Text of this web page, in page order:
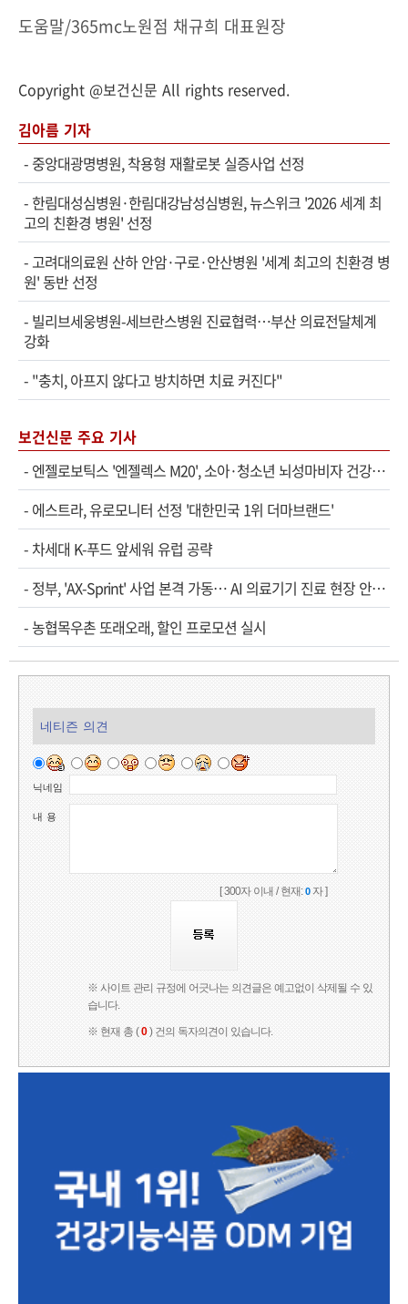
도움말/365mc노원점 채규희 대표원장
Copyright @보건신문 All rights reserved.
김아름 기자
-중앙대광명병원, 착용형 재활로봇 실증사업 선정
- 한림대성심병원·한림대강남성심병원, 뉴스위크 '2026 세계 최
고의 친환경 병원' 선정
- 고려대의료원 산하 안암·구로·안산병원 '세계 최고의 친환경 병
원' 동반 선정
- 빌리브세웅병원-세브란스병원 진료협력…부산 의료전달체계
강화
- "충치, 아프지 않다고 방치하면 치료 커진다"
보건신문 주요 기사
- 엔젤로보틱스 '엔젤렉스 M20', 소아·청소년 뇌성마비자 건강보험 확대 적용
- 에스트라, 유로모니터 선정 '대한민국 1위 더마브랜드'
- 차세대 K-푸드 앞세워 유럽 공략
- 정부, 'AX-Sprint' 사업 본격 가동… AI 의료기기 진료 현장 안착 속도
-농협목우촌 또래오래, 할인 프로모션 실시
네티즌 의견
닉네임
내 용
[ 300자 이내 / 현재:0자 ]
※ 사이트 관리 규정에 어긋나는 의견글은 예고없이 삭제될 수 있
습니다.
※ 현재 총 (0) 건의 독자의견이 있습니다.